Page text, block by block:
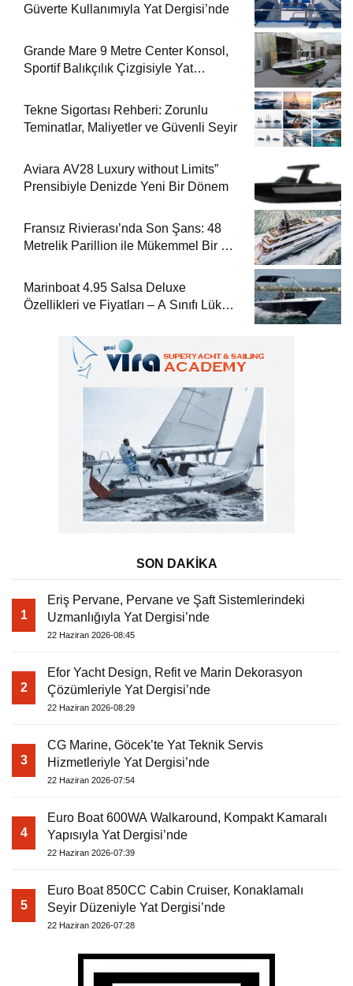
Güverte Kullanımıyla Yat Dergisi’nde
Grande Mare 9 Metre Center Konsol,
Sportif Balıkçılık Çizgisiyle Yat
Tekne Sigortası Rehberi: Zorunlu
Teminatlar, Maliyetler ve Güvenli Seyir
Aviara AV28 Luxury without Limits”
Prensibiyle Denizde Yeni Bir Dönem
Fransız Rivierası’nda Son Şans: 48
Metrelik Parillion ile Mükemmel Bir Yat
Marinboat 4.95 Salsa Deluxe
Özellikleri ve Fiyatları – A Sınıfı Lüks
SON DAKİKA
1
Eriş Pervane, Pervane ve Şaft Sistemlerindeki
Uzmanlığıyla Yat Dergisi’nde
22 Haziran 2026-08:45
2
Efor Yacht Design, Refit ve Marin Dekorasyon
Çözümleriyle Yat Dergisi’nde
22 Haziran 2026-08:29
3
CG Marine, Göcek’te Yat Teknik Servis
Hizmetleriyle Yat Dergisi’nde
22 Haziran 2026-07:54
4
Euro Boat 600WA Walkaround, Kompakt Kamaralı
Yapısıyla Yat Dergisi’nde
22 Haziran 2026-07:39
5
Euro Boat 850CC Cabin Cruiser, Konaklamalı
Seyir Düzeniyle Yat Dergisi’nde
22 Haziran 2026-07:28